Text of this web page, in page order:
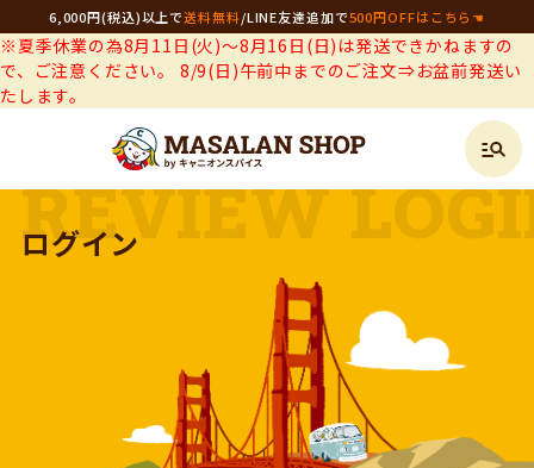
6,000円(税込)以上で送料無料/LINE友達追加で500円OFFはこちら☚
※夏季休業の為8月11日(火)～8月16日(日)は発送できかねますの
で、ご注意ください。 8/9(日)午前中までのご注文⇒お盆前発送い
たします。
ログイン
REVIEW
ログイン